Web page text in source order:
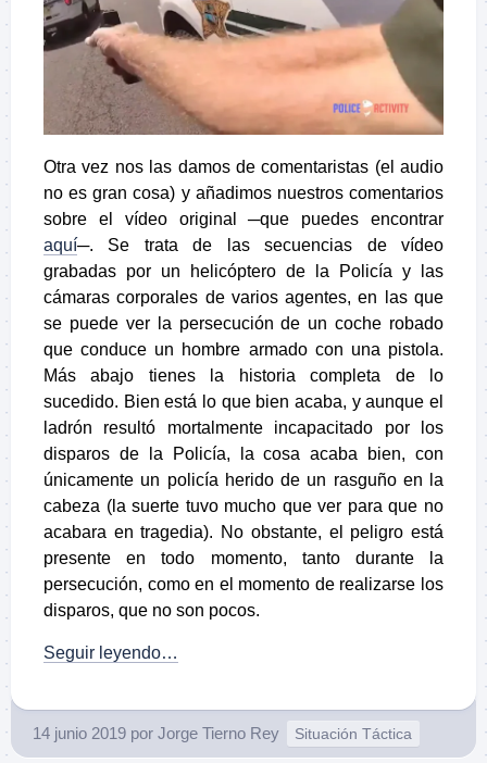
Otra vez nos las damos de comentaristas (el audio
no es gran cosa) y añadimos nuestros comentarios
sobre el vídeo original ─que puedes encontrar
aquí─. Se trata de las secuencias de vídeo
grabadas por un helicóptero de la Policía y las
cámaras corporales de varios agentes, en las que
se puede ver la persecución de un coche robado
que conduce un hombre armado con una pistola.
Más abajo tienes la historia completa de lo
sucedido. Bien está lo que bien acaba, y aunque el
ladrón resultó mortalmente incapacitado por los
disparos de la Policía, la cosa acaba bien, con
únicamente un policía herido de un rasguño en la
cabeza (la suerte tuvo mucho que ver para que no
acabara en tragedia). No obstante, el peligro está
presente en todo momento, tanto durante la
persecución, como en el momento de realizarse los
disparos, que no son pocos.
Seguir leyendo…
14 junio 2019 por Jorge Tierno Rey Situación Táctica